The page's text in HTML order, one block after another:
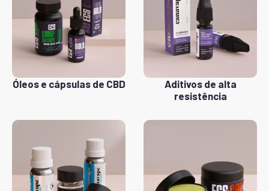
Óleos e cápsulas de CBD
Aditivos de alta
resistência